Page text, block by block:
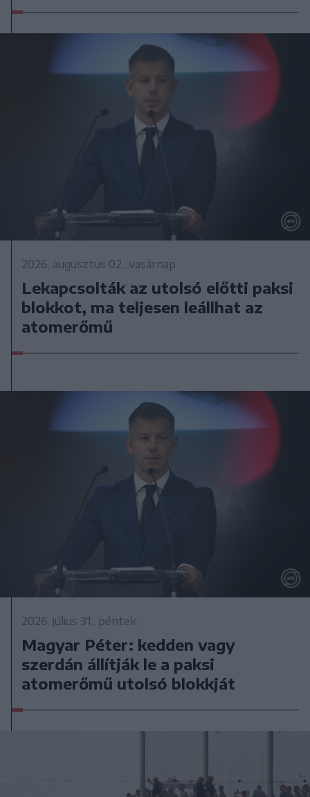
2026. augusztus 02., vasárnap
Lekapcsolták az utolsó előtti paksi
blokkot, ma teljesen leállhat az
atomerőmű
2026. július 31., péntek
Magyar Péter: kedden vagy
szerdán állítják le a paksi
atomerőmű utolsó blokkját